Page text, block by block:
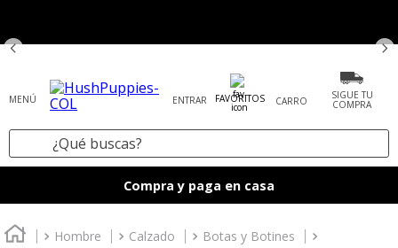
ENTRAR FAVORITOS SIGUE TU
COMPRA
¿Qué buscas?
Compra y paga en casa
Hombre Calzado
Botas y Botines
1.
zapatos mujer
2
tenis mujer